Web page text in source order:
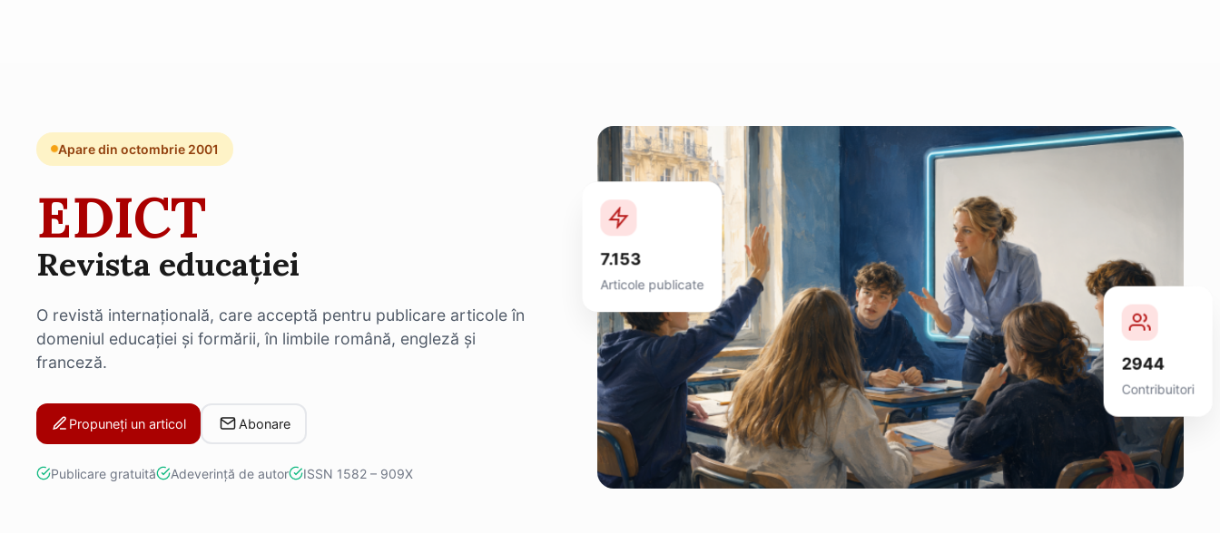
Apare din octombrie 2001
EDICT
Revista educației
O revistă internațională, care acceptă pentru publicare articole în
domeniul educației și formării, în limbile română, engleză și
franceză.
Propuneți un articol Abonare
Publicare gratuită Adeverință de autor ISSN 1582 – 909X
7.153
Articole publicate
2944
Contribuitori